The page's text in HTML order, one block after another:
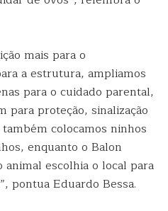
mais para o
a estrutura, ampliamos
para o cuidado parental,
para proteção, sinalização
colocamos ninhos
enquanto o Balon
animal escolhia o local para
pontua Eduardo Bessa.